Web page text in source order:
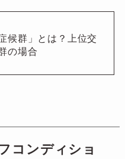
候群」とは？上位交
の場合
コンディショ